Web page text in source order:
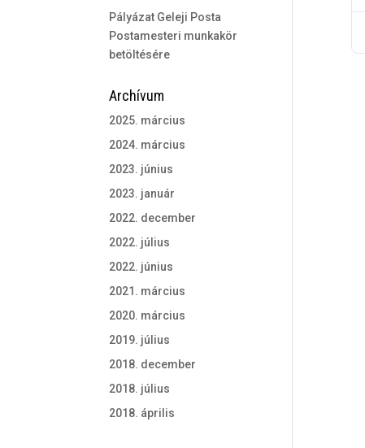
Pályázat Geleji Posta
Postamesteri munkakör
betöltésére
Archívum
2025. március
2024. március
2023. június
2023. január
2022. december
2022. július
2022. június
2021. március
2020. március
2019. július
2018. december
2018. július
2018. április